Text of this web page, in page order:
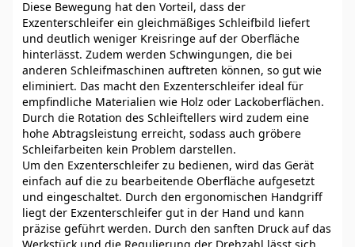
Diese Bewegung hat den Vorteil, dass der
Exzenterschleifer ein gleichmäßiges Schleifbild liefert
und deutlich weniger Kreisringe auf der Oberfläche
hinterlässt. Zudem werden Schwingungen, die bei
anderen Schleifmaschinen auftreten können, so gut wie
eliminiert. Das macht den Exzenterschleifer ideal für
empfindliche Materialien wie Holz oder Lackoberflächen.
Durch die Rotation des Schleiftellers wird zudem eine
hohe Abtragsleistung erreicht, sodass auch gröbere
Schleifarbeiten kein Problem darstellen.
Um den Exzenterschleifer zu bedienen, wird das Gerät
einfach auf die zu bearbeitende Oberfläche aufgesetzt
und eingeschaltet. Durch den ergonomischen Handgriff
liegt der Exzenterschleifer gut in der Hand und kann
präzise geführt werden. Durch den sanften Druck auf das